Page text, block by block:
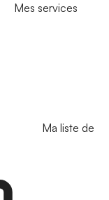
Mes services
Ma liste de